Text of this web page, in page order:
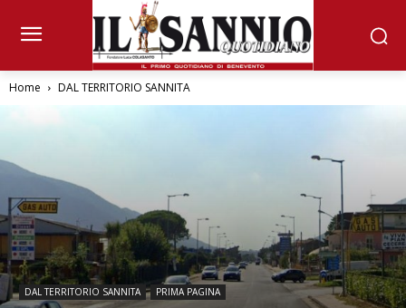
Home DAL TERRITORIO SANNITA
DAL TERRITORIO SANNITA PRIMA PAGINA